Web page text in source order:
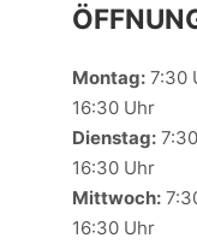
Montag: 7:30
16:30 Uhr
Dienstag:
16:30 Uhr
Mittwoch:
16:30 Uhr